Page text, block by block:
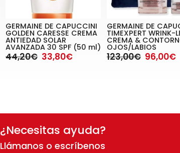
GERMAINE DE CAPUCCINI
GOLDEN CARESSE CREMA
ANTIEDAD SOLAR
AVANZADA 30 SPF (50 ml)
44,20€ 33,80€
GERMAINE DE
TIMEXPERT WRINK-
CREMA &
OJOS/LABIOS
123,00€ 96,00€
¿Necesitas ayuda?
Llámanos o escríbenos